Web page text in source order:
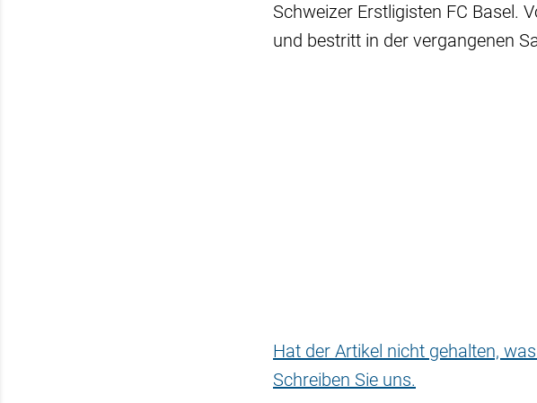
Schweizer Erstligisten FC Basel.
und bestritt in der vergangenen
Hat der Artikel nicht gehalten,
Schreiben Sie uns.